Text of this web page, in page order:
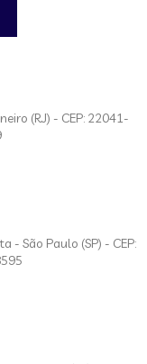
(RJ) - CEP: 22041-
- São Paulo (SP) - CEP: